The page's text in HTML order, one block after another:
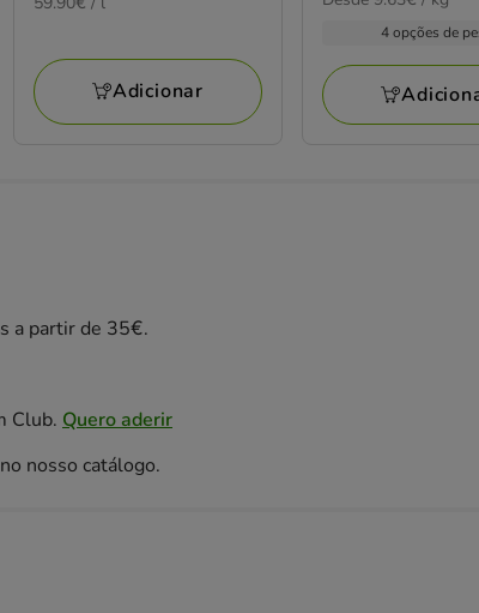
com
avaliações
5.99€
Adicionar
com
avaliações
39.30€
4 opções de
a partir de 35€.
Club. Quero aderir
nosso catálogo.